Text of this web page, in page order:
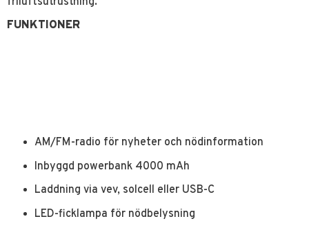
FUNKTIONER
AM/FM-radio för nyheter och nödinformation
Inbyggd powerbank 4000 mAh
Laddning via vev, solcell eller USB-C
LED-ficklampa för nödbelysning